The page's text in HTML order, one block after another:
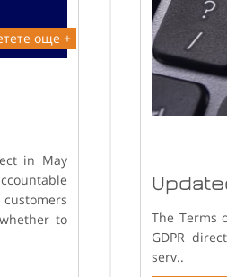
още +
in May
to
The Terms
GDPR
serv..